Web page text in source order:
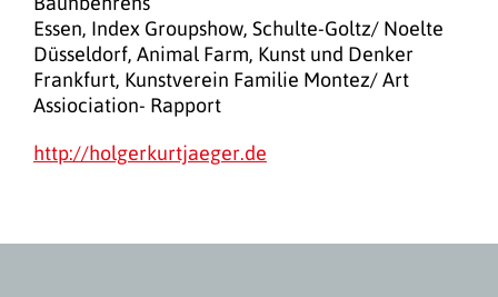
Essen, Index Groupshow, Schulte-Goltz/ Noelte
Düsseldorf, Animal Farm, Kunst und Denker
Frankfurt, Kunstverein Familie Montez/ Art
Assiociation- Rapport
http://holgerkurtjaeger.de